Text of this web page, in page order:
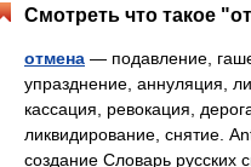
Смотреть что такое
отмена — подавление,
упразднение, аннуляция,
кассация, ревокация,
ликвидирование, снятие.
создание Словарь